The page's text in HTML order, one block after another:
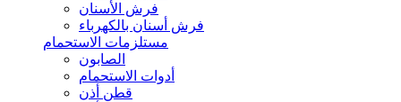
فرش الأسنان
فرش أسنان بالكهرباء
مستلزمات الاستحمام
الصابون
أدوات الاستحمام
قطن أذن